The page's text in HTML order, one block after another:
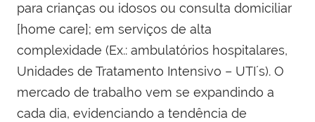
para crianças ou idosos ou consulta domiciliar
[home care]; em serviços de alta
complexidade (Ex.: ambulatórios hospitalares,
Unidades de Tratamento Intensivo – UTI´s). O
mercado de trabalho vem se expandindo a
cada dia, evidenciando a tendência de